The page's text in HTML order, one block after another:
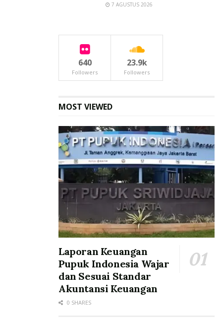
7 AGUSTUS 2026
640
Followers
23.9k
Followers
MOST VIEWED
Laporan Keuangan
Pupuk Indonesia Wajar
dan Sesuai Standar
Akuntansi Keuangan
0 SHARES